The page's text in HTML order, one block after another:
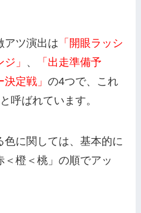
アツ演出は 「開眼ラッシ
」 、
「出走準備予
決定戦」の4つで、これ
呼ばれています。
に関しては、基本的に
橙＜桃」の順でアッ